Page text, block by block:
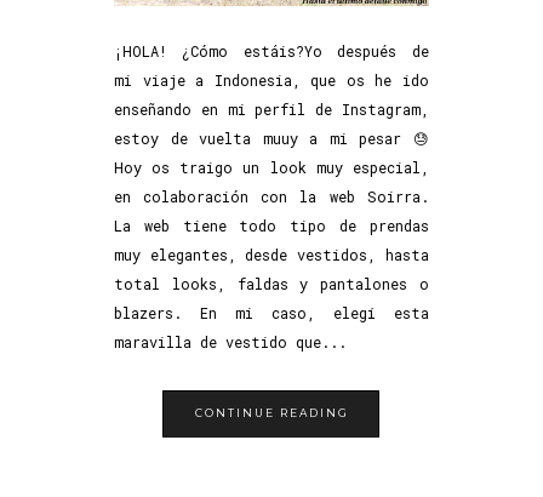
¡HOLA! ¿Cómo estáis?Yo después de
mi viaje a Indonesia, que os he ido
enseñando en mi perfil de Instagram,
estoy de vuelta muuy a mi pesar 😓
Hoy os traigo un look muy especial,
en colaboración con la web Soirra.
La web tiene todo tipo de prendas
muy elegantes, desde vestidos, hasta
total looks, faldas y pantalones o
blazers. En mi caso, elegí esta
maravilla de vestido que...
CONTINUE READING